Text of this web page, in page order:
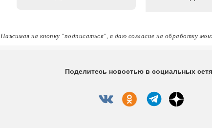
Нажимая на кнопку "подписаться", я даю согласие на обработку
Поделитесь новостью в социальных